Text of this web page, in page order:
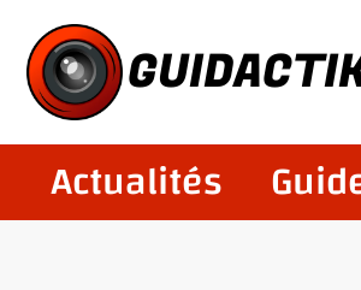
contenu
Actualités